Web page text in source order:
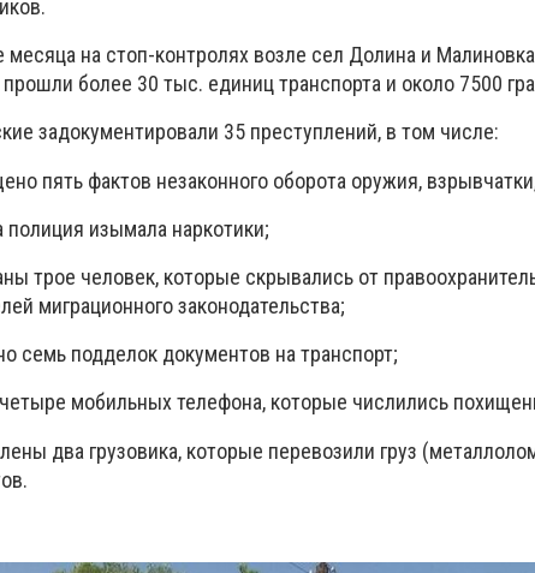
месяца на стоп-контролях возле сел Долина и
прошли более 30 тыс. единиц транспорта и около 7500
задокументировали 35 преступлений, в том числе:
пять фактов незаконного оборота оружия,
полиция изымала наркотики;
трое человек, которые скрывались от
миграционного законодательства;
семь подделок документов на транспорт;
мобильных телефона, которые числились
два грузовика, которые перевозили груз